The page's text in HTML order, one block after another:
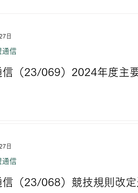
信（23/069）2024年度主
通信
日
信（23/068）競技規則改
通信
日